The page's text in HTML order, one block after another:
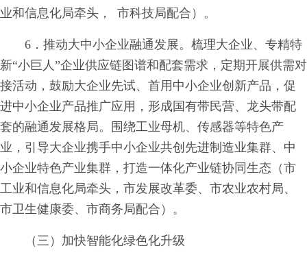
业和信息化局牵头， 市科技局配合）。
6．推动大中小企业融通发展。梳理大企业、专精特
新“小巨人”企业供应链图谱和配套需求，定期开展供需对
接活动，鼓励大企业先试、首用中小企业创新产品，促
进中小企业产品推广应用，形成国有带民营、龙头带配
套的融通发展格局。围绕工业母机、传感器等特色产
业，引导大企业携手中小企业共创先进制造业集群、中
小企业特色产业集群，打造一体化产业链协同生态（市
工业和信息化局牵头，市发展改革委、市农业农村局、
市卫生健康委、市商务局配合）。
（三）加快智能化绿色化升级